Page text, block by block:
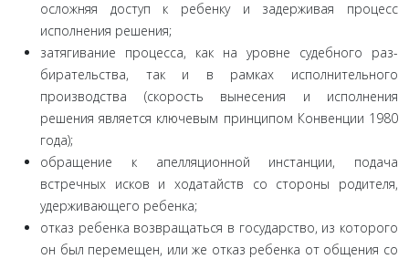
осложняя доступ к ребенку и задерживая процесс
исполнения решения;
затягивание процесса, как на уровне судебного раз­
бирательства, так и в рамках исполнительного
производства (скорость вынесения и исполнения
решения является ключе­вым принципом Конвенции 1980
года);
обращение к апелляционной инстанции, подача
встречных исков и ходатайств со стороны родителя,
удержи­вающего ребенка;
отказ ребенка возвращаться в государство, из которо­го
он был перемещен, или же отказ ребенка от общения со